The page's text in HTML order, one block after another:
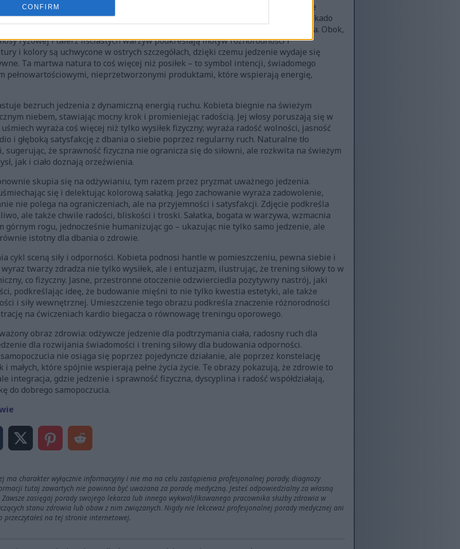
CONFIRModżywczy, prezentując drewnianą misę pełną świeżych warzyw. Jasne
koktajlowe, różyczki soczystego brokuła i idealnie przekrojone na pół awokado
odżywczych, a każdy składnik stanowi fundament zbilansowanego odżywiania. Obok,
ryżowej i talerz liściastych warzyw podkreślają motyw różnorodności i
i kolory są uchwycone w ostrych szczegółach, dzięki czemu jedzenie wydaje się
Ta martwa natura to coś więcej niż posiłek – to symbol intencji, świadomego
pełnowartościowymi, nieprzetworzonymi produktami, które wspierają energię,
bezruch jedzenia z dynamiczną energią ruchu. Kobieta biegnie na świeżym
niebem, stawiając mocny krok i promieniejąc radością. Jej włosy poruszają się w
wyraża coś więcej niż tylko wysiłek fizyczny; wyraża radość wolności, jasność
i głęboką satysfakcję z dbania o siebie poprzez regularny ruch. Naturalne tło
sugerując, że sprawność fizyczna nie ogranicza się do siłowni, ale rozkwita na świeżym
jak i ciało doznają orzeźwienia.
skupia się na odżywianiu, tym razem przez pryzmat uważnego jedzenia.
się i delektując kolorową sałatką. Jego zachowanie wyraża zadowolenie,
nie polega na ograniczeniach, ale na przyjemności i satysfakcji. Zdjęcie podkreśla
ale także chwile radości, bliskości i troski. Sałatka, bogata w warzywa, wzmacnia
rogu, jednocześnie humanizując go – ukazując nie tylko samo jedzenie, ale
istotny dla dbania o zdrowie.
cykl sceną siły i odporności. Kobieta podnosi hantle w pomieszczeniu, pewna siebie i
twarzy zdradza nie tylko wysiłek, ale i entuzjazm, ilustrując, że trening siłowy to w
co fizyczny. Jasne, przestronne otoczenie odzwierciedla pozytywny nastrój, jaki
podkreślając ideę, że budowanie mięśni to nie tylko kwestia estetyki, ale także
i siły wewnętrznej. Umieszczenie tego obrazu podkreśla znaczenie różnorodności
na ćwiczeniach kardio biegacza o równowagę treningu oporowego.
obraz zdrowia: odżywcze jedzenie dla podtrzymania ciała, radosny ruch dla
dla rozwijania świadomości i trening siłowy dla budowania odporności.
nie osiąga się poprzez pojedyncze działanie, ale poprzez konstelację
małych, które spójnie wspierają pełne życia życie. Te obrazy pokazują, że zdrowie to
integracja, gdzie jedzenie i sprawność fizyczna, dyscyplina i radość współdziałają,
do dobrego samopoczucia.
ma charakter wyłącznie informacyjny i nie ma na celu zastąpienia profesjonalnej porady, diagnozy
tutaj zawartych nie powinna być uważana za poradę medyczną. Jesteś odpowiedzialny za własną
Zawsze zasięgaj porady swojego lekarza lub innego wykwalifikowanego pracownika służby zdrowia w
stanu zdrowia lub obaw z nim związanych. Nigdy nie lekceważ profesjonalnej porady medycznej ani
na tej stronie internetowej.